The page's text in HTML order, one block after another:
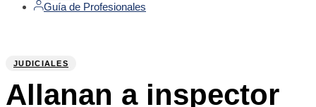
Guía de Profesionales
JUDICIALES
Allanan a inspector